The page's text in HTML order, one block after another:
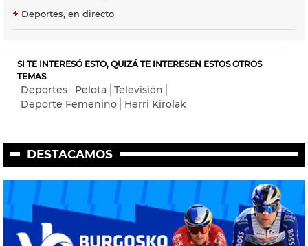
Deportes, en directo
SI TE INTERESÓ ESTO, QUIZÁ TE INTERESEN ESTOS OTROS
TEMAS
Deportes Pelota
Televisión
Deporte Femenino
Herri Kirolak
DESTACAMOS